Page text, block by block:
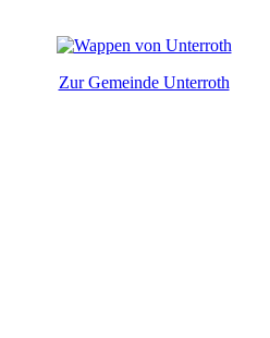
Zur Gemeinde Unterroth